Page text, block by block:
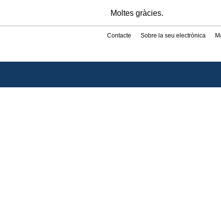
Moltes gràcies.
Contacte Sobre la seu electrònica